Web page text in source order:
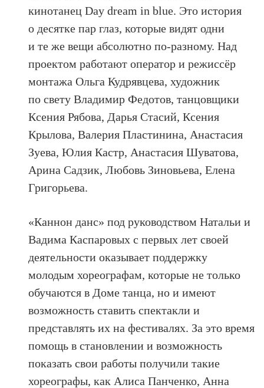
кинотанец Day dream in blue. Это история
о десятке пар глаз, которые видят одни
и те же вещи абсолютно по-разному. Над
проектом работают оператор и режиссёр
монтажа Ольга Кудрявцева, художник
по свету Владимир Федотов, танцовщики
Ксения Рябова, Дарья Стасий, Ксения
Крылова, Валерия Пластинина, Анастасия
Зуева, Юлия Кастр, Анастасия Шуватова,
Арина Садзик, Любовь Зиновьева, Елена
Григорьева.
«Каннон данс» под руководством Натальи и
Вадима Каспаровых с первых лет своей
деятельности оказывает поддержку
молодым хореографам, которые не только
обучаются в Доме танца, но и имеют
возможность ставить спектакли и
представлять их на фестивалях. За это время
помощь в становлении и возможность
показать свои работы получили такие
хореографы, как Алиса Панченко, Анна